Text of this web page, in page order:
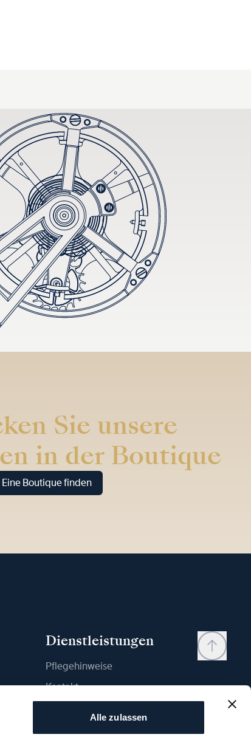
Alle zulassen
Sie unsere
in der Boutique
Eine Boutique finden
Dienstleistungen
Pflegehinweise
Kontakt